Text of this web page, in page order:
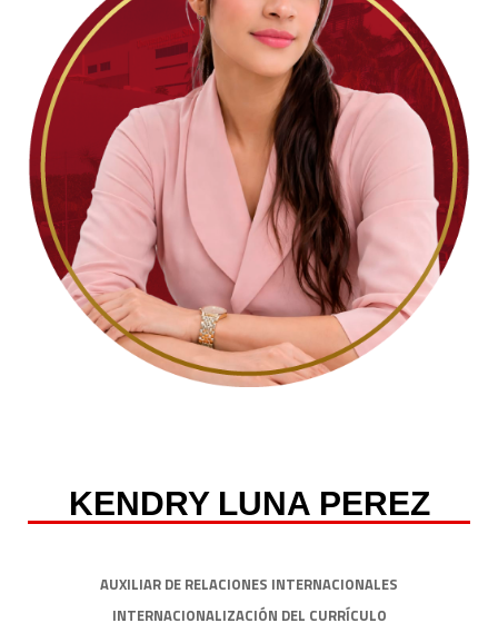
KENDRY LUNA PEREZ
AUXILIAR DE RELACIONES INTERNACIONALES
INTERNACIONALIZACIÓN DEL CURRÍCULO